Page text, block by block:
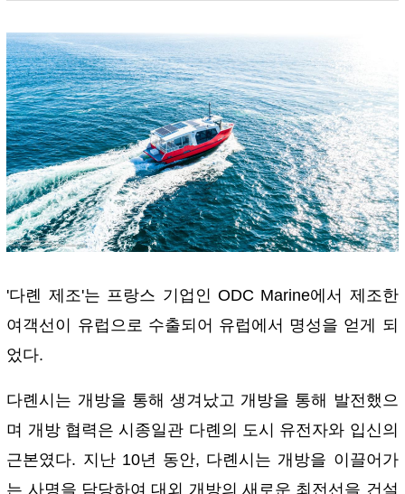
'다롄 제조'는 프랑스 기업인 ODC Marine에서 제조한
여객선이 유럽으로 수출되어 유럽에서 명성을 얻게 되
었다.
다롄시는 개방을 통해 생겨났고 개방을 통해 발전했으
며 개방 협력은 시종일관 다롄의 도시 유전자와 입신의
근본였다. 지난 10년 동안, 다롄시는 개방을 이끌어가
는 사명을 담당하여 대외 개방의 새로운 최전선을 건설